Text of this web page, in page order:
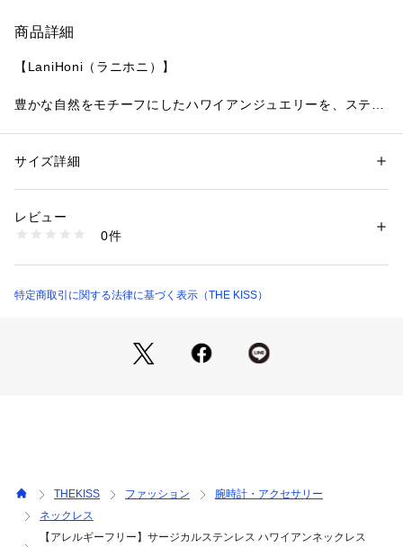
商品詳細
【LaniHoni（ラニホニ）】
豊かな自然をモチーフにしたハワイアンジュエリーを、ステン
高品質なサージカルステンレスを使用し、毎日身につけやすい
こちらの商品はメンズ単品です。
ペアでご購入をご希望の際は、【このアイテムの関連商品】に
性別：メンズ
タグ：【For MEN】 1万円～2万円のギフト ハワイアンジュエリー アレ
素材：サージカルステンレス
L-N8003 （ショップ）
サイズ詳細
レビュー
0件
特定商取引に関する法律に基づく表示（THE KISS）
THEKISS ファッション
腕時計・アクセサリー
ネックレス
【アレルギーフリー】サージカルステンレス ハワイアンネックレス